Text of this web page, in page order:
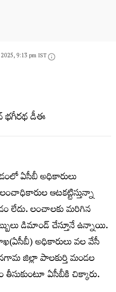
9:13 pm IST
ఏసీబీ అధికారులు
ఆటకట్టిస్తున్నా
లేదు. లంచాలకు మరిగిన
డిమాండ్ చేస్తూనే ఉన్నాయి.
అధికారులు వల వేసీ
జిల్లా పాలకుర్తి మండల
ఏసీబీకి చిక్కారు.